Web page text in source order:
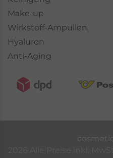
Make-up
Wirkstoff-Ampullen
Hyaluron
Anti-Aging